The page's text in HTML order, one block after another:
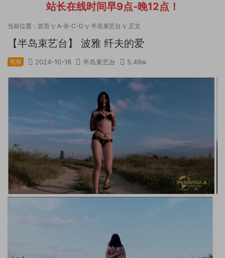
站长在线时间早9点-晚12点！
当前位置： 首页 A-B-C-D 半岛束艺台 正文
【半岛束艺台】 波雅 纤夫的爱
视频 2024-10-16 半岛束艺台 5.49w